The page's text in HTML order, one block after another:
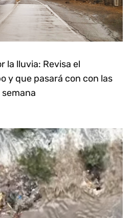
la lluvia: Revisa el
y que pasará con con las